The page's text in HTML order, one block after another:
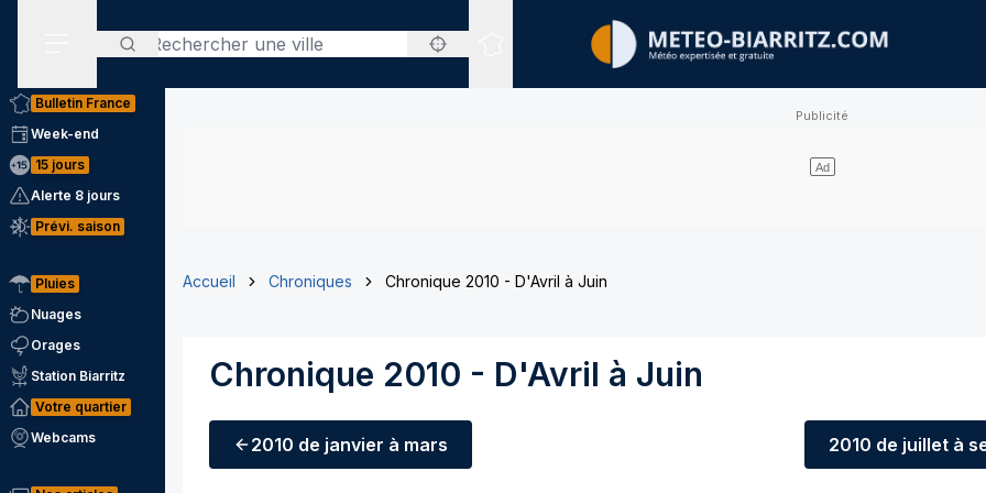
Rechercher
Sites expertisés
Bulletin France
Week-end
15 jours
Alerte 8 jours
Prévi. saison
Pluies
Nuages
Orages
Station Biarritz
Votre quartier
Webcams
Accueil Chroniques Chronique 2010 - D'Avril à Juin
Chronique 2010 - D'Avril à Juin
2010 de janvier à mars 2010 de juillet à